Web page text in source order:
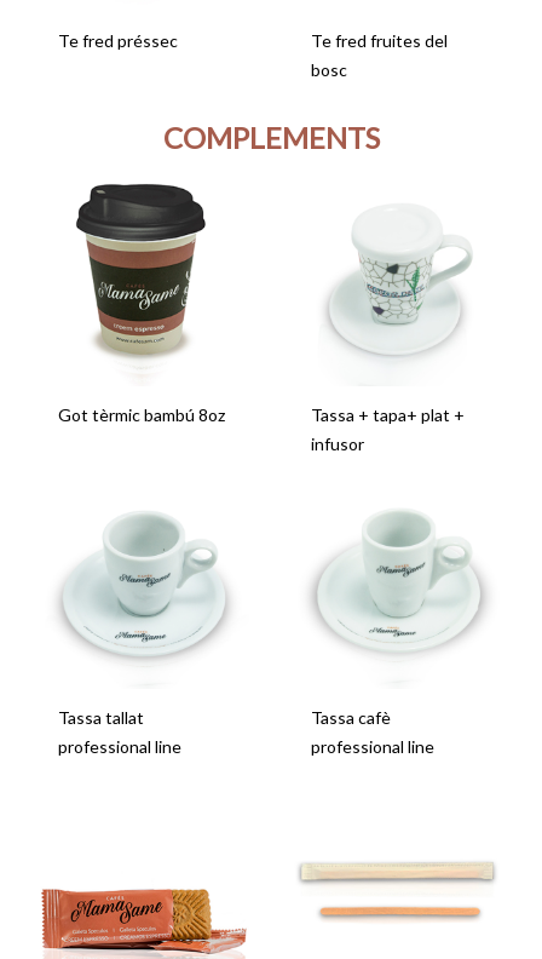
Te fred préssec
Te fred fruites del
bosc
COMPLEMENTS
Got tèrmic bambú 8oz
Tassa + tapa+ plat +
infusor
Tassa tallat
professional line
Tassa cafè
professional line